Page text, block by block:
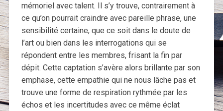
mémoriel avec talent. Il s’y trouve, contrairement à
ce qu’on pourrait craindre avec pareille phrase, une
sensibilité certaine, que ce soit dans le doute de
l’art ou bien dans les interrogations qui se
répondent entre les membres, frisant la fin par
dépit. Cette captation s’avère alors brillante par son
emphase, cette empathie qui ne nous lâche pas et
trouve une forme de respiration rythmée par les
échos et les incertitudes avec ce même éclat